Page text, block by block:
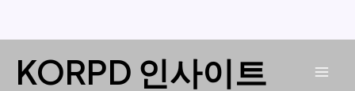
KORPD 인사이트